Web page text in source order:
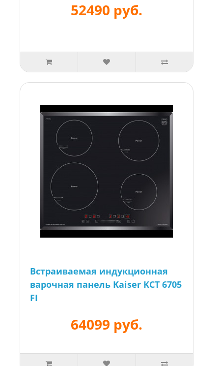
52490 руб.
Встраиваемая индукционная
варочная панель Kaiser KCT 6705
FI
64099 руб.